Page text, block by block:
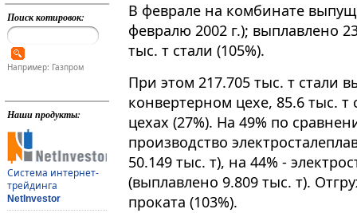
Поиск котировок:
Например: Газпром
Наши продукты:
Система интернет-
трейдинга
NetInvestor
В феврале на комбинате
февралю 2002 г.); выплавлено
тыс. т стали (105%).
При этом 217.705 тыс. т стали
конвертерном цехе, 85.6 тыс. т
цехах (27%). На 49% по
производство
50.149 тыс. т), на 44% -
(выплавлено 9.809 тыс. т).
проката (103%).